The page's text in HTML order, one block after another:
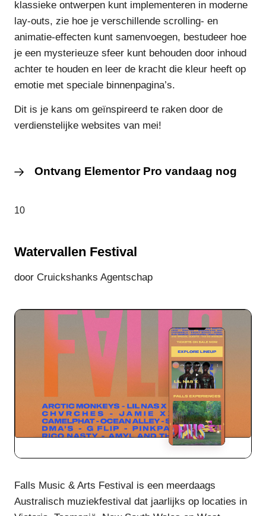
klassieke ontwerpen kunt implementeren in moderne
lay-outs, zie hoe je verschillende scrolling- en
animatie-effecten kunt samenvoegen, bestudeer hoe
je een mysterieuze sfeer kunt behouden door inhoud
achter te houden en leer de kracht die kleur heeft op
emotie met speciale binnenpagina’s.
Dit is je kans om geïnspireerd te raken door de
verdienstelijke websites van mei!
Ontvang Elementor Pro vandaag nog
10
Watervallen Festival
door Cruickshanks Agentschap
Falls Music & Arts Festival is een meerdaags
Australisch muziekfestival dat jaarlijks op locaties in